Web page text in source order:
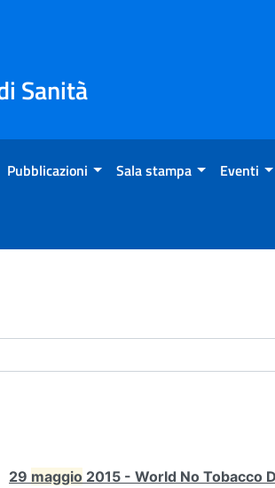
Sanità
Pubblicazioni Sala stampa Eventi
29 maggio 2015 - World No Tobacco